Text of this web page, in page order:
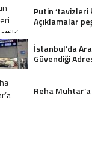
Putin ‘tavizleri
Açıklamalar
İstanbul’da
Güvendiği
Reha